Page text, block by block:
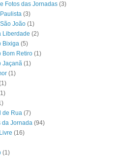
Fotos das Jornadas (3)
(3)
João (1)
Liberdade (2)
Bixiga (5)
Bom Retiro (1)
Jaçanã (1)
(1)
de Rua (7)
da Jornada (94)
(16)
(1)